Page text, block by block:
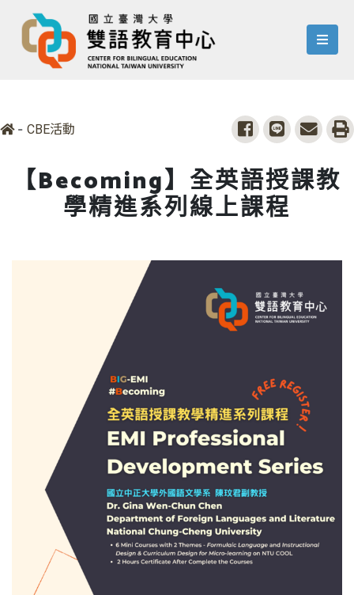
menu
- CBE活動 share to facebook
share to line
share
【Becoming】全英語授課教
學精進系列線上課程